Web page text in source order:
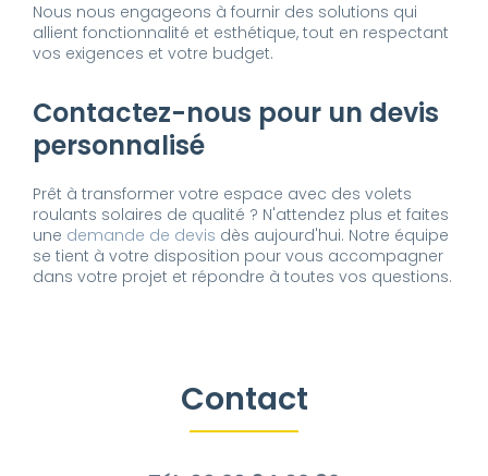
Nous nous engageons à fournir des solutions qui
allient fonctionnalité et esthétique, tout en respectant
vos exigences et votre budget.
Contactez-nous pour un devis
personnalisé
Prêt à transformer votre espace avec des volets
roulants solaires de qualité ? N'attendez plus et faites
une demande de devis dès aujourd'hui. Notre équipe
se tient à votre disposition pour vous accompagner
dans votre projet et répondre à toutes vos questions.
Contact